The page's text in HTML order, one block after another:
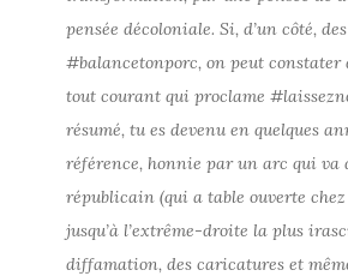
pensée décoloniale. Si, d’un côté,
#balancetonporc, on peut constater
tout courant qui proclame
résumé, tu es devenu en quelques
référence, honnie par un arc qui va
républicain (qui a table ouverte
jusqu’à l’extrême-droite la plus
diffamation, des caricatures et